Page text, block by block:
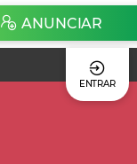
ENTRAR
ANUNCIAR